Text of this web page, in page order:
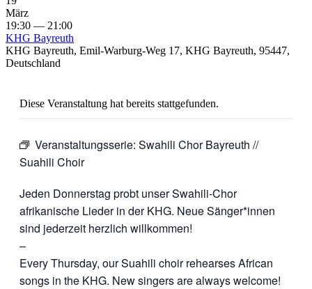
März
19:30 — 21:00
KHG Bayreuth
KHG Bayreuth, Emil-Warburg-Weg 17, KHG Bayreuth, 95447,
Deutschland
Diese Veranstaltung hat bereits stattgefunden.
Veranstaltungsserie: Swahili Chor Bayreuth //
Suahili Choir
Jeden Donnerstag probt unser Swahili-Chor
afrikanische Lieder in der KHG. Neue Sänger*innen
sind jederzeit herzlich willkommen!
–
Every Thursday, our Suahili choir rehearses African
songs in the KHG. New singers are always welcome!